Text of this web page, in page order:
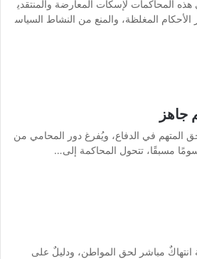
المحاكمات لإسكات المعارضة والمنتقدي
المغلظة، والمنع من النشاط السياس
جاهز
المتهم في الدفاع، ويُفرغ دور المحامي من
مسبقًا، تتحول المحاكمة إلى…
انتهاكٌ مباشر لحق المواطن، ودليلٌ على